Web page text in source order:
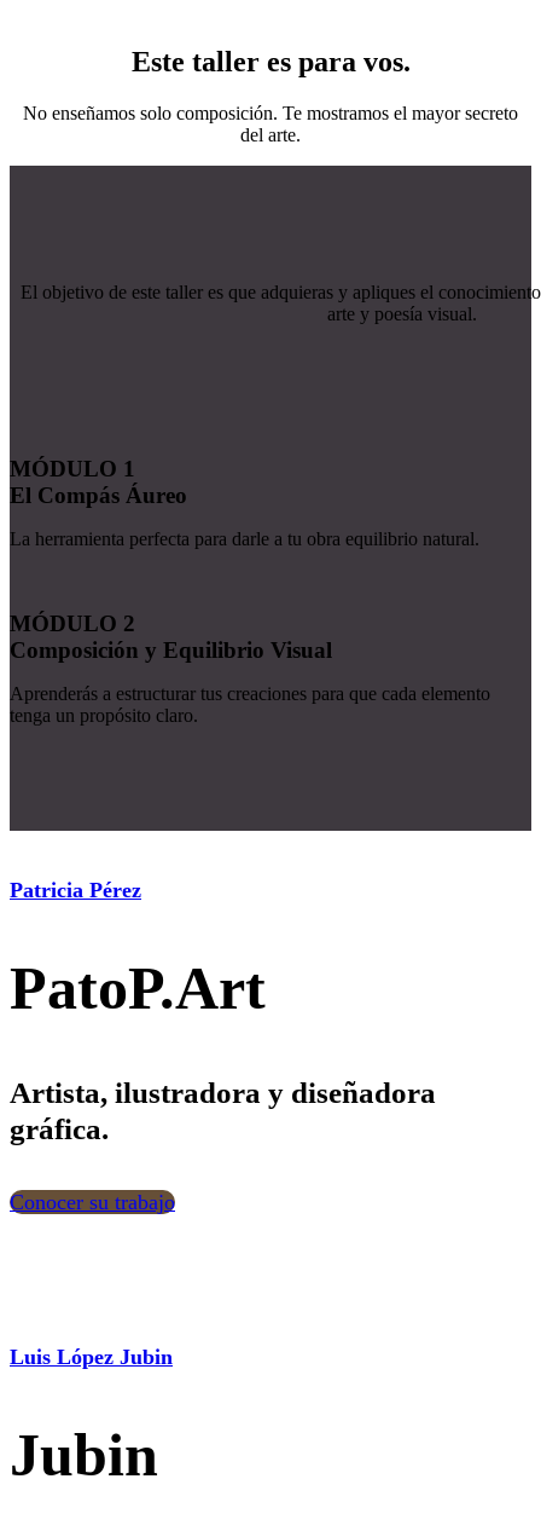
Este taller es para vos.
No enseñamos solo composición. Te mostramos el mayor secreto
del arte.
El objetivo de este taller es que adquieras y apliques el
arte y poesía visual.
MÓDULO 1
El Compás Áureo
La herramienta perfecta para darle a tu obra equilibrio natural.
MÓDULO 2
Composición y Equilibrio Visual
Aprenderás a estructurar tus creaciones para que cada elemento
tenga un propósito claro.
Patricia Pérez
PatoP.Art
Artista, ilustradora y diseñadora
gráfica.
Conocer su trabajo
Luis López Jubin
Jubin